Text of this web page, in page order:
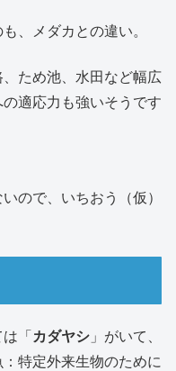
、メダカとの違い。
ため池、水田など幅広
適応力も強いそうです
ので、いちおう（仮）
「 カダヤシ 」がいて、
特定外来生物のために